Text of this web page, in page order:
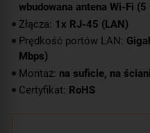
wbudowana antena Wi-Fi (5
Złącza: 1x RJ-45 (LAN)
Prędkość portów LAN:
Mbps)
Montaż: na suficie, na
Certyfikat: RoHS